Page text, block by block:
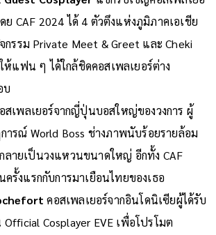
ย CAF 2024 ได้ 4 ตัวตึงแห่งภูมิภาคเอเชีย
กรรม Private Meet & Greet และ Cheki
ห้แฟน ๆ ได้ใกล้ชิดคอสเพลเยอร์ต่าง
บ
สเพลเยอร์จากญี่ปุ่นบอสใหญ่ของวงการ ผู้
ารณ์ World Boss ช่างภาพนับร้อยรายล้อม
ลายเป็นวงแหวนขนาดใหญ่ อีกทั้ง CAF
ครั้งแรกกับการมาเยือนไทยของเธอ
คอสเพลเยอร์จากอินโดนิเซียผู้ได้รับ
Official Cosplayer EVE เพื่อโปรโมต